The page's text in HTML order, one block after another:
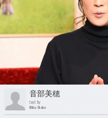
音部美穂
text by
Miho Otobe